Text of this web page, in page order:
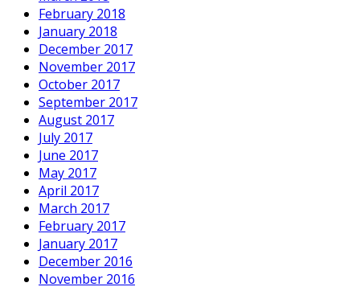
February 2018
January 2018
December 2017
November 2017
October 2017
September 2017
August 2017
July 2017
June 2017
May 2017
April 2017
March 2017
February 2017
January 2017
December 2016
November 2016